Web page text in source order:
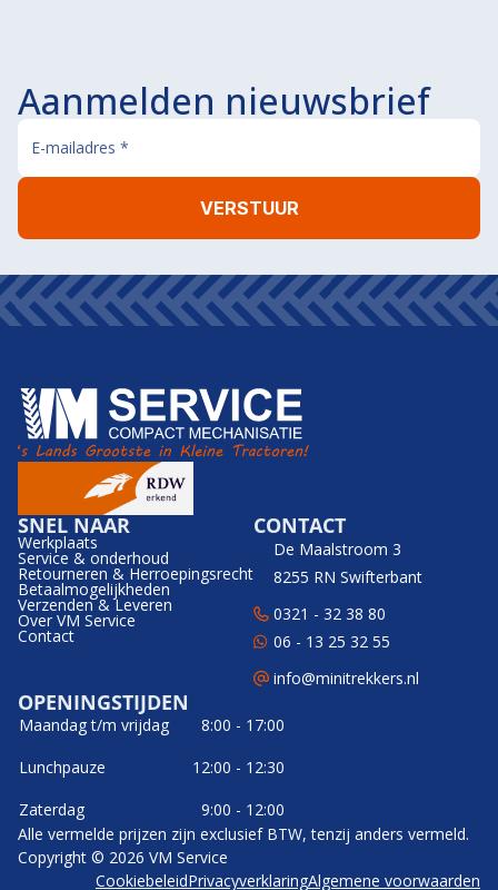
Aanmelden nieuwsbrief
SNEL NAAR
Werkplaats
Service & onderhoud
Retourneren & Herroepingsrecht
Betaalmogelijkheden
Verzenden & Leveren
Over VM Service
Contact
CONTACT
De Maalstroom 3
8255 RN Swifterbant
0321 - 32 38 80
06 - 13 25 32 55
info@minitrekkers.nl
OPENINGSTIJDEN
Maandag t/m vrijdag
8:00 - 17:00
Lunchpauze
12:00 - 12:30
Zaterdag
9:00 - 12:00
Alle vermelde prijzen zijn exclusief BTW, tenzij anders vermeld.
Copyright © 2026 VM Service
CookiebeleidPrivacyverklaringAlgemene voorwaarden